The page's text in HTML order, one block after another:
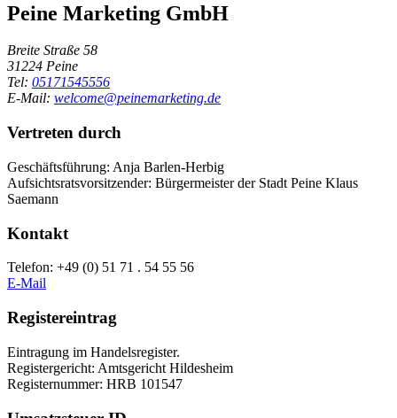
Peine Marketing GmbH
Breite Straße 58
31224 Peine
Tel: 05171545556
E-Mail: welcome@peinemarketing.de
Vertreten durch
Geschäftsführung: Anja Barlen-Herbig
Aufsichtsratsvorsitzender: Bürgermeister der Stadt Peine Klaus
Saemann
Kontakt
Telefon: +49 (0) 51 71 . 54 55 56
E-Mail
Registereintrag
Eintragung im Handelsregister.
Registergericht: Amtsgericht Hildesheim
Registernummer: HRB 101547